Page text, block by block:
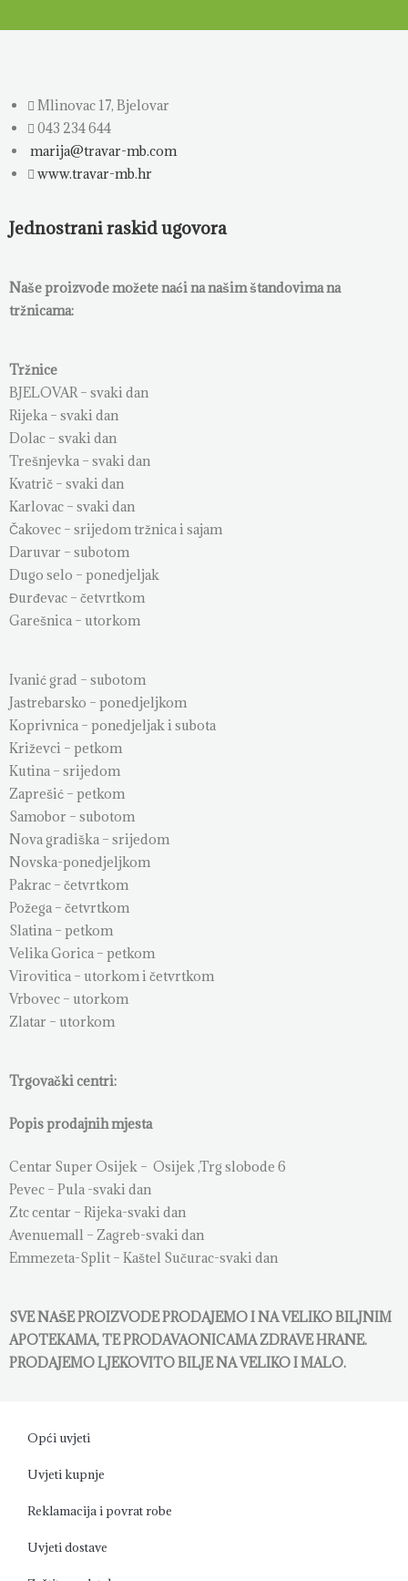
Mlinovac 17, Bjelovar
043 234 644
marija@travar-mb.com
www.travar-mb.hr
Jednostrani raskid ugovora
Naše proizvode možete naći na našim štandovima na
tržnicama:
Tržnice
BJELOVAR – svaki dan
Rijeka – svaki dan
Dolac – svaki dan
Trešnjevka – svaki dan
Kvatrič – svaki dan
Karlovac – svaki dan
Čakovec – srijedom tržnica i sajam
Daruvar – subotom
Dugo selo – ponedjeljak
Đurđevac – četvrtkom
Garešnica – utorkom
Ivanić grad – subotom
Jastrebarsko – ponedjeljkom
Koprivnica – ponedjeljak i subota
Križevci – petkom
Kutina – srijedom
Zaprešić – petkom
Samobor – subotom
Nova gradiška – srijedom
Novska-ponedjeljkom
Pakrac – četvrtkom
Požega – četvrtkom
Slatina – petkom
Velika Gorica – petkom
Virovitica – utorkom i četvrtkom
Vrbovec – utorkom
Zlatar – utorkom
Trgovački centri:
Popis prodajnih mjesta
Centar Super Osijek – Osijek ,Trg slobode 6
Pevec – Pula -svaki dan
Ztc centar – Rijeka-svaki dan
Avenuemall – Zagreb-svaki dan
Emmezeta-Split – Kaštel Sučurac-svaki dan
SVE NAŠE PROIZVODE PRODAJEMO I NA VELIKO BILJNIM
APOTEKAMA, TE PRODAVAONICAMA ZDRAVE HRANE.
PRODAJEMO LJEKOVITO BILJE NA VELIKO I MALO.
Opći uvjeti
Uvjeti kupnje
Reklamacija i povrat robe
Uvjeti dostave